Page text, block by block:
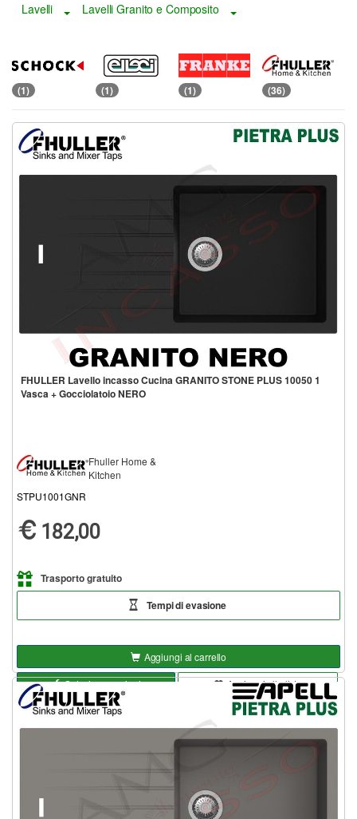
Lavelli Toggle Dropdown
Lavelli Granito e Composito Toggle Dropdown
(1) (1) (1) (36)
FHULLER Lavello incasso Cucina GRANITO STONE PLUS 10050 1
Vasca + Gocciolatoio NERO
Fhuller Home &
Kitchen
STPU1001GNR
182,00
Trasporto gratuito
Tempi di evasione
Aggiungi al carrello
Seleziona opzioni
Aggiungi alla lista